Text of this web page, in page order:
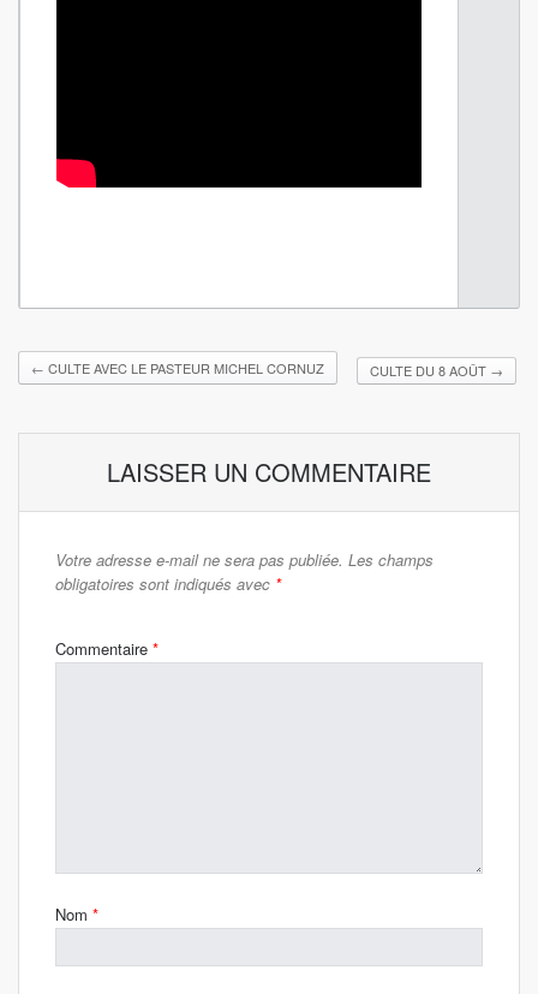
← CULTE AVEC LE PASTEUR MICHEL CORNUZ CULTE DU 8 AOÛT →
LAISSER UN COMMENTAIRE
Votre adresse e-mail ne sera pas publiée. Les champs
obligatoires sont indiqués avec *
Commentaire *
Nom *